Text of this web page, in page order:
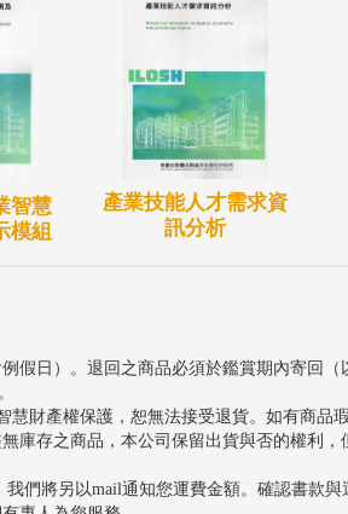
智慧
模組
產業技能人才需求資
訊分析
假日）。退回之商品必須於鑑賞期內寄回
財產權保護，恕無法接受退貨。如有商品
庫存之商品，本公司保留出貨與否的權利
們將另以mail通知您運費金額。確認書款